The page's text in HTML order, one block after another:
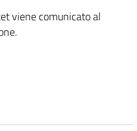
viene comunicato al